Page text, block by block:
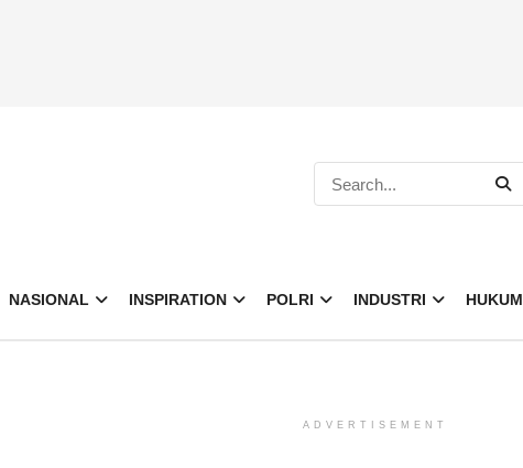
NASIONAL INSPIRATION POLRI INDUSTRI HUKUM
ADVERTISEMENT